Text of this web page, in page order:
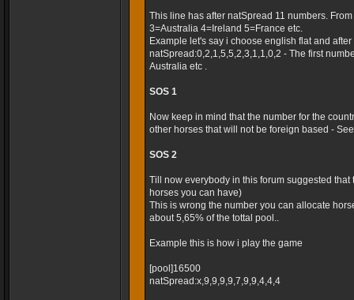
This line has after natSpread 11 numbers.
3=Australia 4=Ireland 5=France etc.
Example let's say i choose english flat and
natSpread:0,2,1,5,5,2,3,1,1,0,2 - The first
Australia etc .
SOS 1
Now keep in mind that the number for the
other horses that will not be foreign based -
SOS 2
Till now everybody in this forum suggested
horses you can have)
This is wrong the number you can allocate
about 5,65% of the tottal pool..
Example this is how i play the game
[pool]16500
natSpread:x,9,9,9,9,7,9,9,4,4,4